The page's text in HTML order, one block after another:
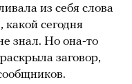
из себя слова
сегодня
знал. Но она-то
заговор,